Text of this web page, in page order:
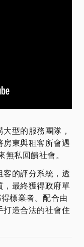
型的服務團隊，
房東與租客所會遇
無私回饋社會。
客的評分系統，透
，最終獲得政府單
標業者。配合由
打造合法的社會住